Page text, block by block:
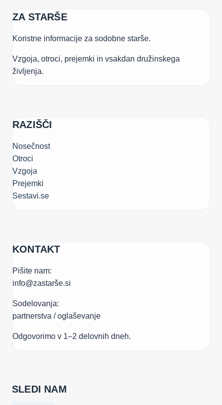
ZA STARŠE
Koristne informacije za sodobne starše.
Vzgoja, otroci, prejemki in vsakdan družinskega
življenja.
RAZIŠČI
Nosečnost
Otroci
Vzgoja
Prejemki
Sestavi.se
KONTAKT
Pišite nam:
info@zastarše.si
Sodelovanja:
partnerstva / oglaševanje
Odgovorimo v 1–2 delovnih dneh.
SLEDI NAM